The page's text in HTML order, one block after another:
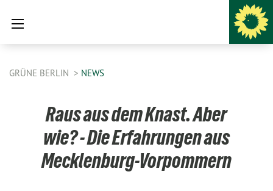
GRÜNE BERLIN NEWS
Raus aus dem Knast. Aber
wie? - Die Erfahrungen aus
Mecklenburg-Vorpommern